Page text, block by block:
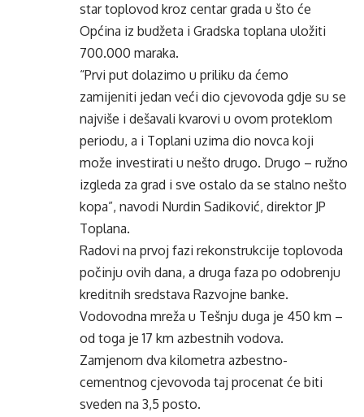
star toplovod kroz centar grada u što će
Općina iz budžeta i Gradska toplana uložiti
700.000 maraka.
“Prvi put dolazimo u priliku da ćemo
zamijeniti jedan veći dio cjevovoda gdje su se
najviše i dešavali kvarovi u ovom proteklom
periodu, a i Toplani uzima dio novca koji
može investirati u nešto drugo. Drugo – ružno
izgleda za grad i sve ostalo da se stalno nešto
kopa”, navodi Nurdin Sadiković, direktor JP
Toplana.
Radovi na prvoj fazi rekonstrukcije toplovoda
počinju ovih dana, a druga faza po odobrenju
kreditnih sredstava Razvojne banke.
Vodovodna mreža u Tešnju duga je 450 km –
od toga je 17 km azbestnih vodova.
Zamjenom dva kilometra azbestno-
cementnog cjevovoda taj procenat će biti
sveden na 3,5 posto.